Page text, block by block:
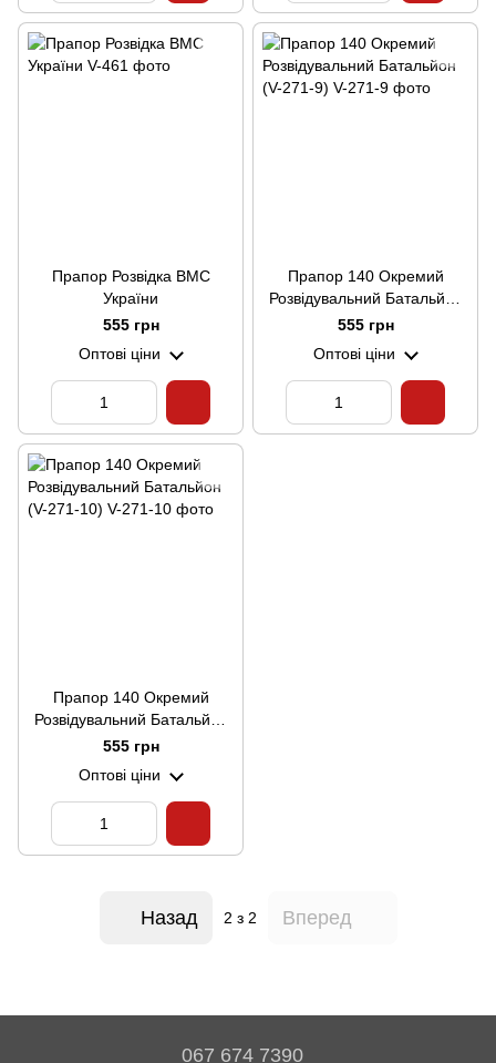
Прапор Розвідка ВМС
України
555 грн
Оптові ціни
Прапор 140 Окремий
Розвідувальний Батальйон
(V-271-9)
555 грн
Оптові ціни
Прапор 140 Окремий
Розвідувальний Батальйон
(V-271-10)
555 грн
Оптові ціни
Назад 2 з 2 Вперед
067 674 7390